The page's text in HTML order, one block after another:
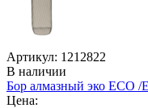
Артикул: 1212822
В наличии
Бор алмазный эко ECO /
Цена: